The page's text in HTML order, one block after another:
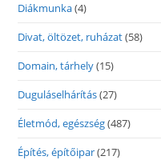
Diákmunka(4)
Divat, öltözet, ruházat(58)
Domain, tárhely(15)
Duguláselhárítás(27)
Életmód, egészség(487)
Építés, építőipar(217)